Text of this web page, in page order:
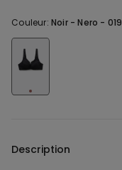
Couleur:Noir -Nero - 019
Description